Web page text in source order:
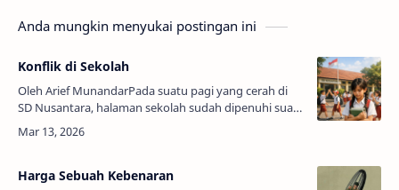
Anda mungkin menyukai postingan ini
Konflik di Sekolah
Oleh Arief MunandarPada suatu pagi yang cerah di
SD Nusantara, halaman sekolah sudah dipenuhi suara
tawa anak-anak. Mereka berlari, bermain, dan saling
menyapa sebelum bel masuk be…
Harga Sebuah Kebenaran